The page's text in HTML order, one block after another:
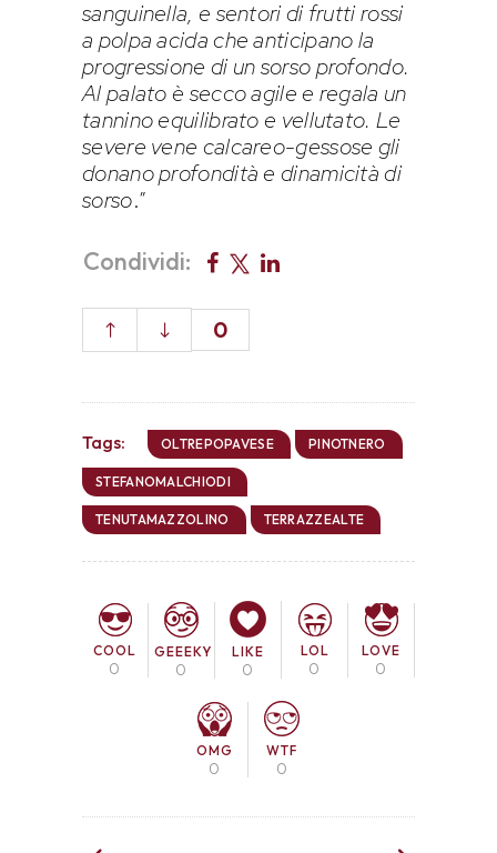
sanguinella, e sentori di frutti rossi
a polpa acida che anticipano la
progressione di un sorso profondo.
Al palato è secco agile e regala un
tannino equilibrato e vellutato. Le
severe vene calcareo-gessose gli
donano profondità e dinamicità di
sorso.”
Condividi:
0
Tags: OLTREPOPAVESE PINOTNERO
STEFANOMALCHIODI
TENUTAMAZZOLINO TERRAZZEALTE
COOL
0
GEEEKY
0
LIKE
0
LOL
0
LOVE
0
OMG
0
WTF
0